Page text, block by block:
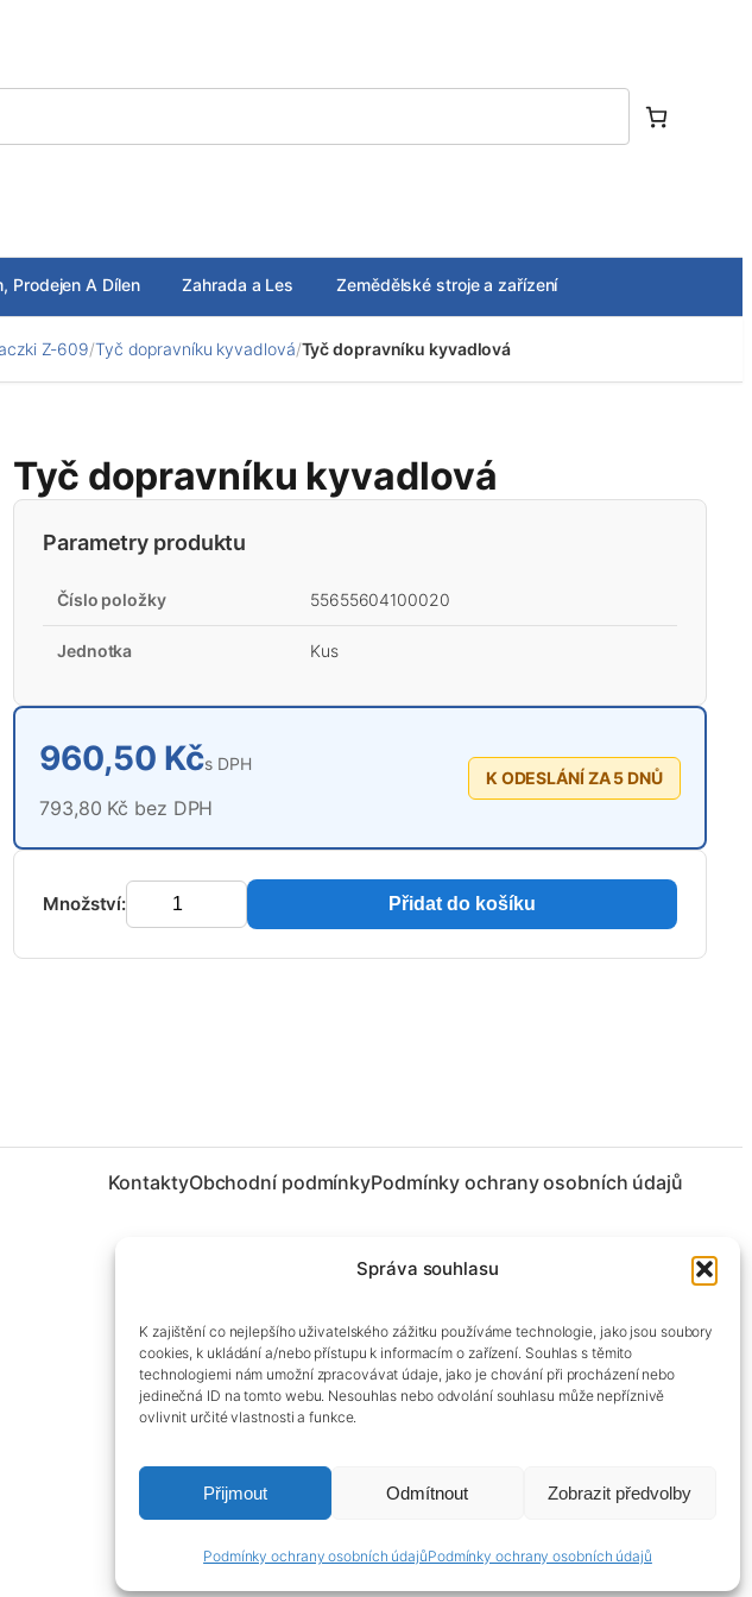
Správa souhlasu
K zajištění co nejlepšího uživatelského zážitku používáme technologie, jako jsou soubory
cookies, k ukládání a/nebo přístupu k informacím o zařízení. Souhlas s těmito
technologiemi nám umožní zpracovávat údaje, jako je chování při procházení nebo
jedinečná ID na tomto webu. Nesouhlas nebo odvolání souhlasu může nepříznivě
ovlivnit určité vlastnosti a funkce.
Přijmout Odmítnout Zobrazit předvolby
Podmínky ochrany osobních údajůPodmínky ochrany osobních údajů
Prodejen A Dílen Zahrada a Les Zemědělské stroje a zařízení
Z-609/Tyč dopravníku kyvadlová/Tyč dopravníku kyvadlová
Tyč dopravníku kyvadlová
Parametry produktu
Číslo položky 55655604100020
Jednotka Kus
960,50 Kčs DPH
793,80 Kč bez DPH
K ODESLÁNÍ ZA 5 DNŮ
Množství: Přidat do košíku
KontaktyObchodní podmínkyPodmínky ochrany osobních údajů